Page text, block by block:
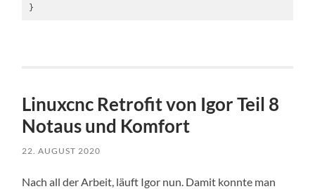
}
Linuxcnc Retrofit von Igor Teil 8
Notaus und Komfort
22. AUGUST 2020
Nach all der Arbeit, läuft Igor nun. Damit konnte man